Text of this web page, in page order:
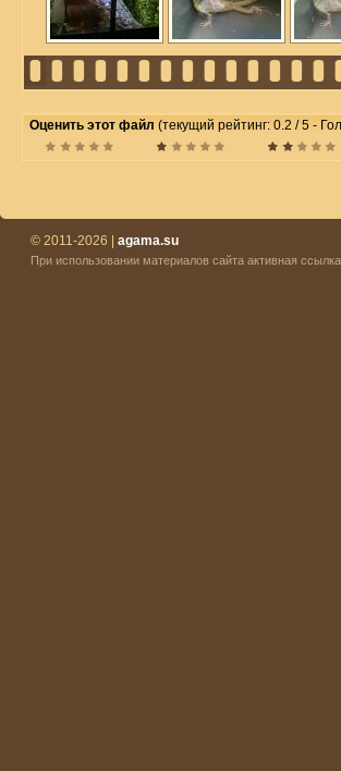
Оценить этот файл (текущий рейтинг: 0.2 / 5 -
© 2011-2026 | agama.su
При использовании материалов сайта активная